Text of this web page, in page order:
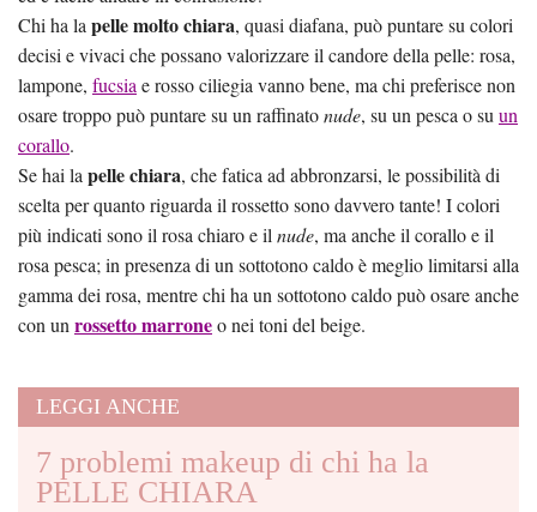
Chi ha la pelle molto chiara, quasi diafana, può puntare su colori
decisi e vivaci che possano valorizzare il candore della pelle: rosa,
lampone, fucsia e rosso ciliegia vanno bene, ma chi preferisce non
osare troppo può puntare su un raffinatonude, su un pesca o su un
corallo.
Se hai la pelle chiara, che fatica ad abbronzarsi, le possibilità di
scelta per quanto riguarda il rossetto sono davvero tante! I colori
più indicati sono il rosa chiaro e il nude, ma anche il corallo e il
rosa pesca; in presenza di un sottotono caldo è meglio limitarsi alla
gamma dei rosa, mentre chi ha un sottotono caldo può osare anche
con un rossetto marroneo nei toni del beige.
LEGGI ANCHE
7 problemi makeup di chi ha la
PELLE CHIARA